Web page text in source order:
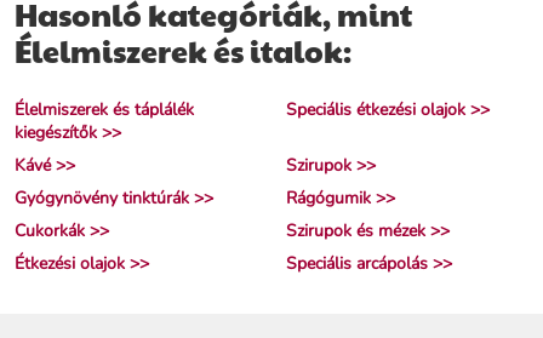
Hasonló kategóriák, mint
Élelmiszerek és italok:
Élelmiszerek és táplálék
kiegészítők >>
Speciális étkezési olajok >>
Kávé >>
Szirupok >>
Gyógynövény tinktúrák >>
Rágógumik >>
Cukorkák >>
Szirupok és mézek >>
Étkezési olajok >>
Speciális arcápolás >>